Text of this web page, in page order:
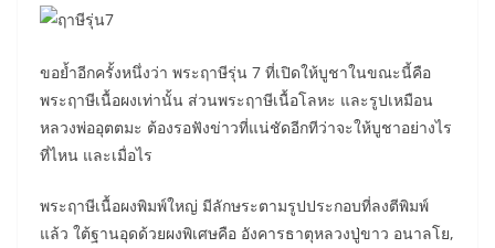
ขอย้ำอีกครั้งหนึ่งว่า พระฤาษีรุ่น 7 ที่เปิดให้บูชาในขณะนี้คือ
พระฤาษีเนื้อผงเท่านั้น ส่วนพระฤาษีเนื้อโลหะ และรูปเหมือน
หลวงพ่ออุตตมะ ต้องรอฟังข่าวที่แน่ชัดอีกทีว่าจะให้บูชาอย่างไร
ที่ไหน และเมื่อไร
พระฤาษีเนื้อผงพิมพ์ใหญ่ มีลักษระตามรูปประกอบที่ลงตีพิมพ์
แล้ว ใต้ฐานอุดด้วยผงพิเศษคือ อังคารธาตุหลวงปู่ขาว อนาลโย,